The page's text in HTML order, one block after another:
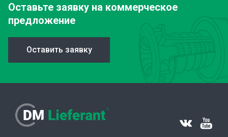
Оставьте заявку на коммерческое
предложение
Оставить заявку